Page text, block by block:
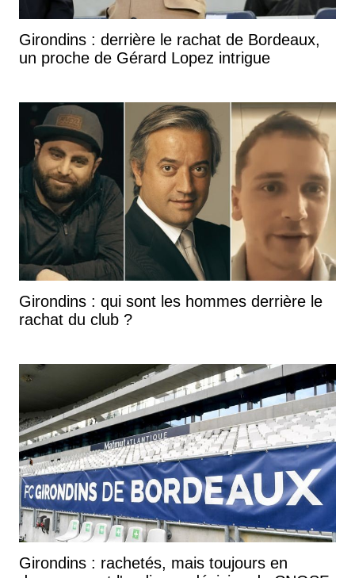
Girondins : derrière le rachat de Bordeaux,
un proche de Gérard Lopez intrigue
Girondins : qui sont les hommes derrière le
rachat du club ?
Girondins : rachetés, mais toujours en